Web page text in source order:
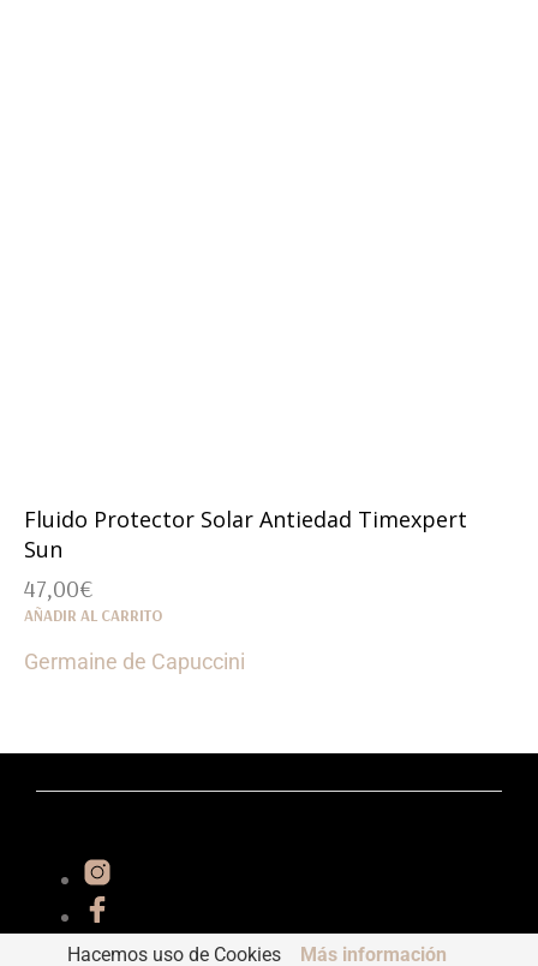
Fluido Protector Solar Antiedad Timexpert
Sun
47,00€
AÑADIR AL CARRITO
Germaine de Capuccini
Essential 2022
Hacemos uso de Cookies Más información